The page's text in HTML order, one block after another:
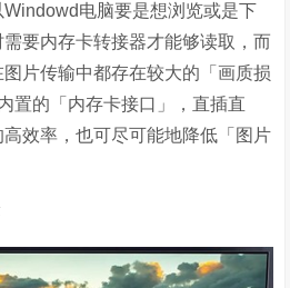
Windowd电脑要是想浏览或是下
要内存卡转接器才能够读取，而
片传输中都存在较大的「画质损
置的「内存卡接口」，直插直
效率，也可尽可能地降低「图片